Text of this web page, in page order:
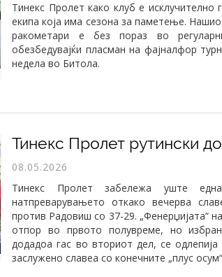
Тинекс Пролет како клуб е исклучително
екипа која има сезона за паметење.
ракометари е без пораз во
обезбедувајќи пласман на фајналфор
недела во Битола.
08.05.2026
Тинекс Пролет забележа уште
натпреварувањето откако вечерва
против Радовиш со 37-29. „Фенерџијата“
отпор во првото полувреме, но
додадоа гас во вториот дел, се одлепија
заслужено славеа со конечните „плус